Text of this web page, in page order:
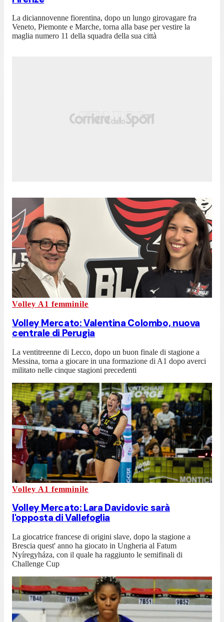
La diciannovenne fiorentina, dopo un lungo girovagare fra
Veneto, Piemonte e Marche, torna alla base per vestire la
maglia numero 11 della squadra della sua città
Volley A1 femminile
Volley Mercato: Valentina Colombo, nuova
centrale di Perugia
La ventitreenne di Lecco, dopo un buon finale di stagione a
Messina, torna a giocare in una formazione di A1 dopo averci
militato nelle cinque stagioni precedenti
Volley A1 femminile
Volley Mercato: Lara Davidovic sarà
l'opposta di Vallefoglia
La giocatrice francese di origini slave, dopo la stagione a
Brescia quest' anno ha giocato in Ungheria al Fatum
Nyíregyháza, con il quale ha raggiunto le semifinali di
Challenge Cup